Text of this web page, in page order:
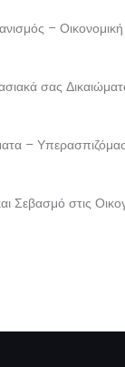
–
σας
–
Σεβασμό στις